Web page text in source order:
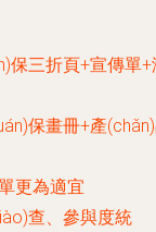
保三折頁+宣傳單+
保畫冊+產
更為適宜
查、參與度統